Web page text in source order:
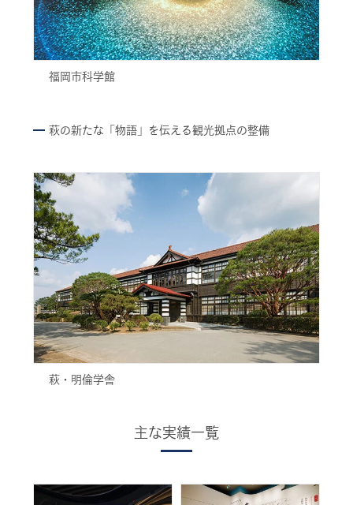
福岡市科学館
萩の新たな「物語」を伝える観光拠点の整備
萩・明倫学舎
主な実績一覧